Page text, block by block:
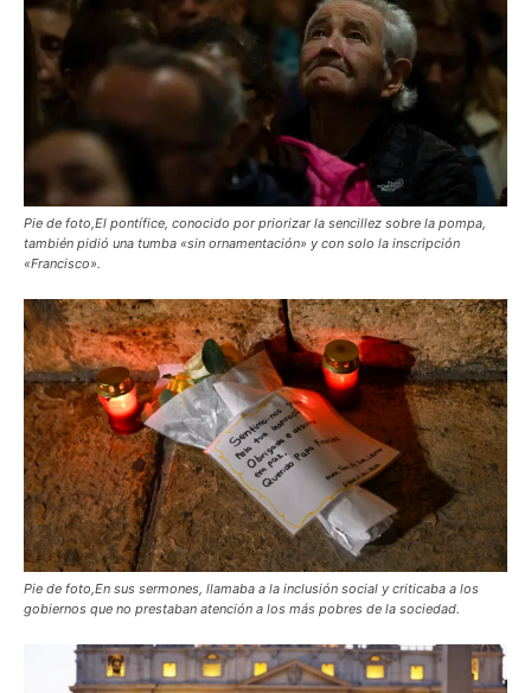
Pie de foto,El pontífice, conocido por priorizar la sencillez sobre la pompa,
también pidió una tumba «sin ornamentación» y con solo la inscripción
«Francisco».
Pie de foto,En sus sermones, llamaba a la inclusión social y criticaba a los
gobiernos que no prestaban atención a los más pobres de la sociedad.